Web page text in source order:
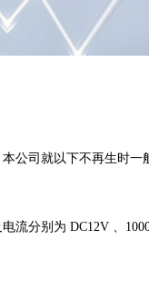
公司就以下不再生时一
分别为 DC12V 、